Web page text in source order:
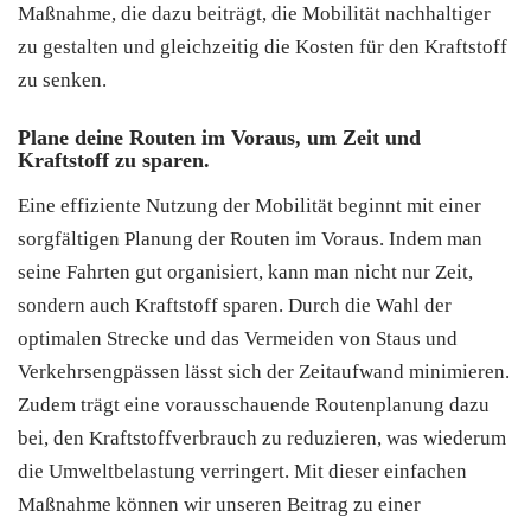
Maßnahme, die dazu beiträgt, die Mobilität nachhaltiger
zu gestalten und gleichzeitig die Kosten für den Kraftstoff
zu senken.
Plane deine Routen im Voraus, um Zeit und
Kraftstoff zu sparen.
Eine effiziente Nutzung der Mobilität beginnt mit einer
sorgfältigen Planung der Routen im Voraus. Indem man
seine Fahrten gut organisiert, kann man nicht nur Zeit,
sondern auch Kraftstoff sparen. Durch die Wahl der
optimalen Strecke und das Vermeiden von Staus und
Verkehrsengpässen lässt sich der Zeitaufwand minimieren.
Zudem trägt eine vorausschauende Routenplanung dazu
bei, den Kraftstoffverbrauch zu reduzieren, was wiederum
die Umweltbelastung verringert. Mit dieser einfachen
Maßnahme können wir unseren Beitrag zu einer